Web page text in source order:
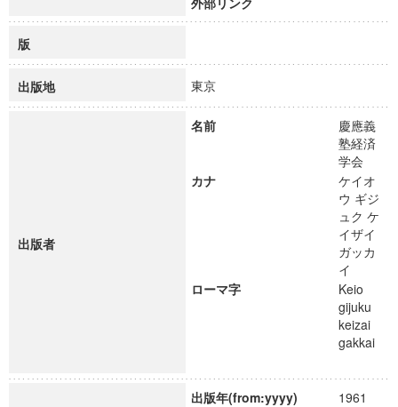
版
出版地 東京
出版者
名前
慶應義
塾経済
学会
カナ
ケイオ
ウ ギジ
ュク ケ
イザイ
ガッカ
イ
ローマ字
Keio
gijuku
keizai
gakkai
出版年(from:yyyy)
1961